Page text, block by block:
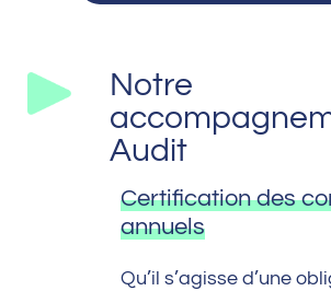
Notre
Audit
Certification des
annuels
Qu’il s’agisse d’une